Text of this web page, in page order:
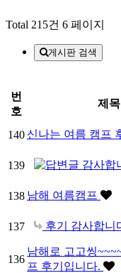
Total 215건 6 페이지
게시판 검색
번
호
제목
140 신나는 여름 캠프
139
감사합
138 남해 여름캠프
137
후기 감사합니
136
남해로 고고씽
프 후기입니다.